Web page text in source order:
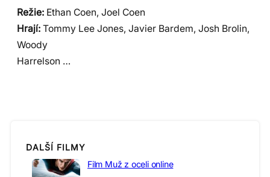
Režie: Ethan Coen, Joel Coen
Hrají: Tommy Lee Jones, Javier Bardem, Josh Brolin,
Woody
Harrelson …
DALŠÍ FILMY
Film Muž z oceli online